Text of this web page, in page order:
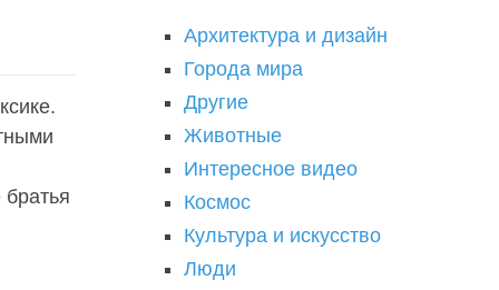
Архитектура и дизайн
Города мира
Другие
Животные
Интересное видео
Космос
Культура и искусство
Люди